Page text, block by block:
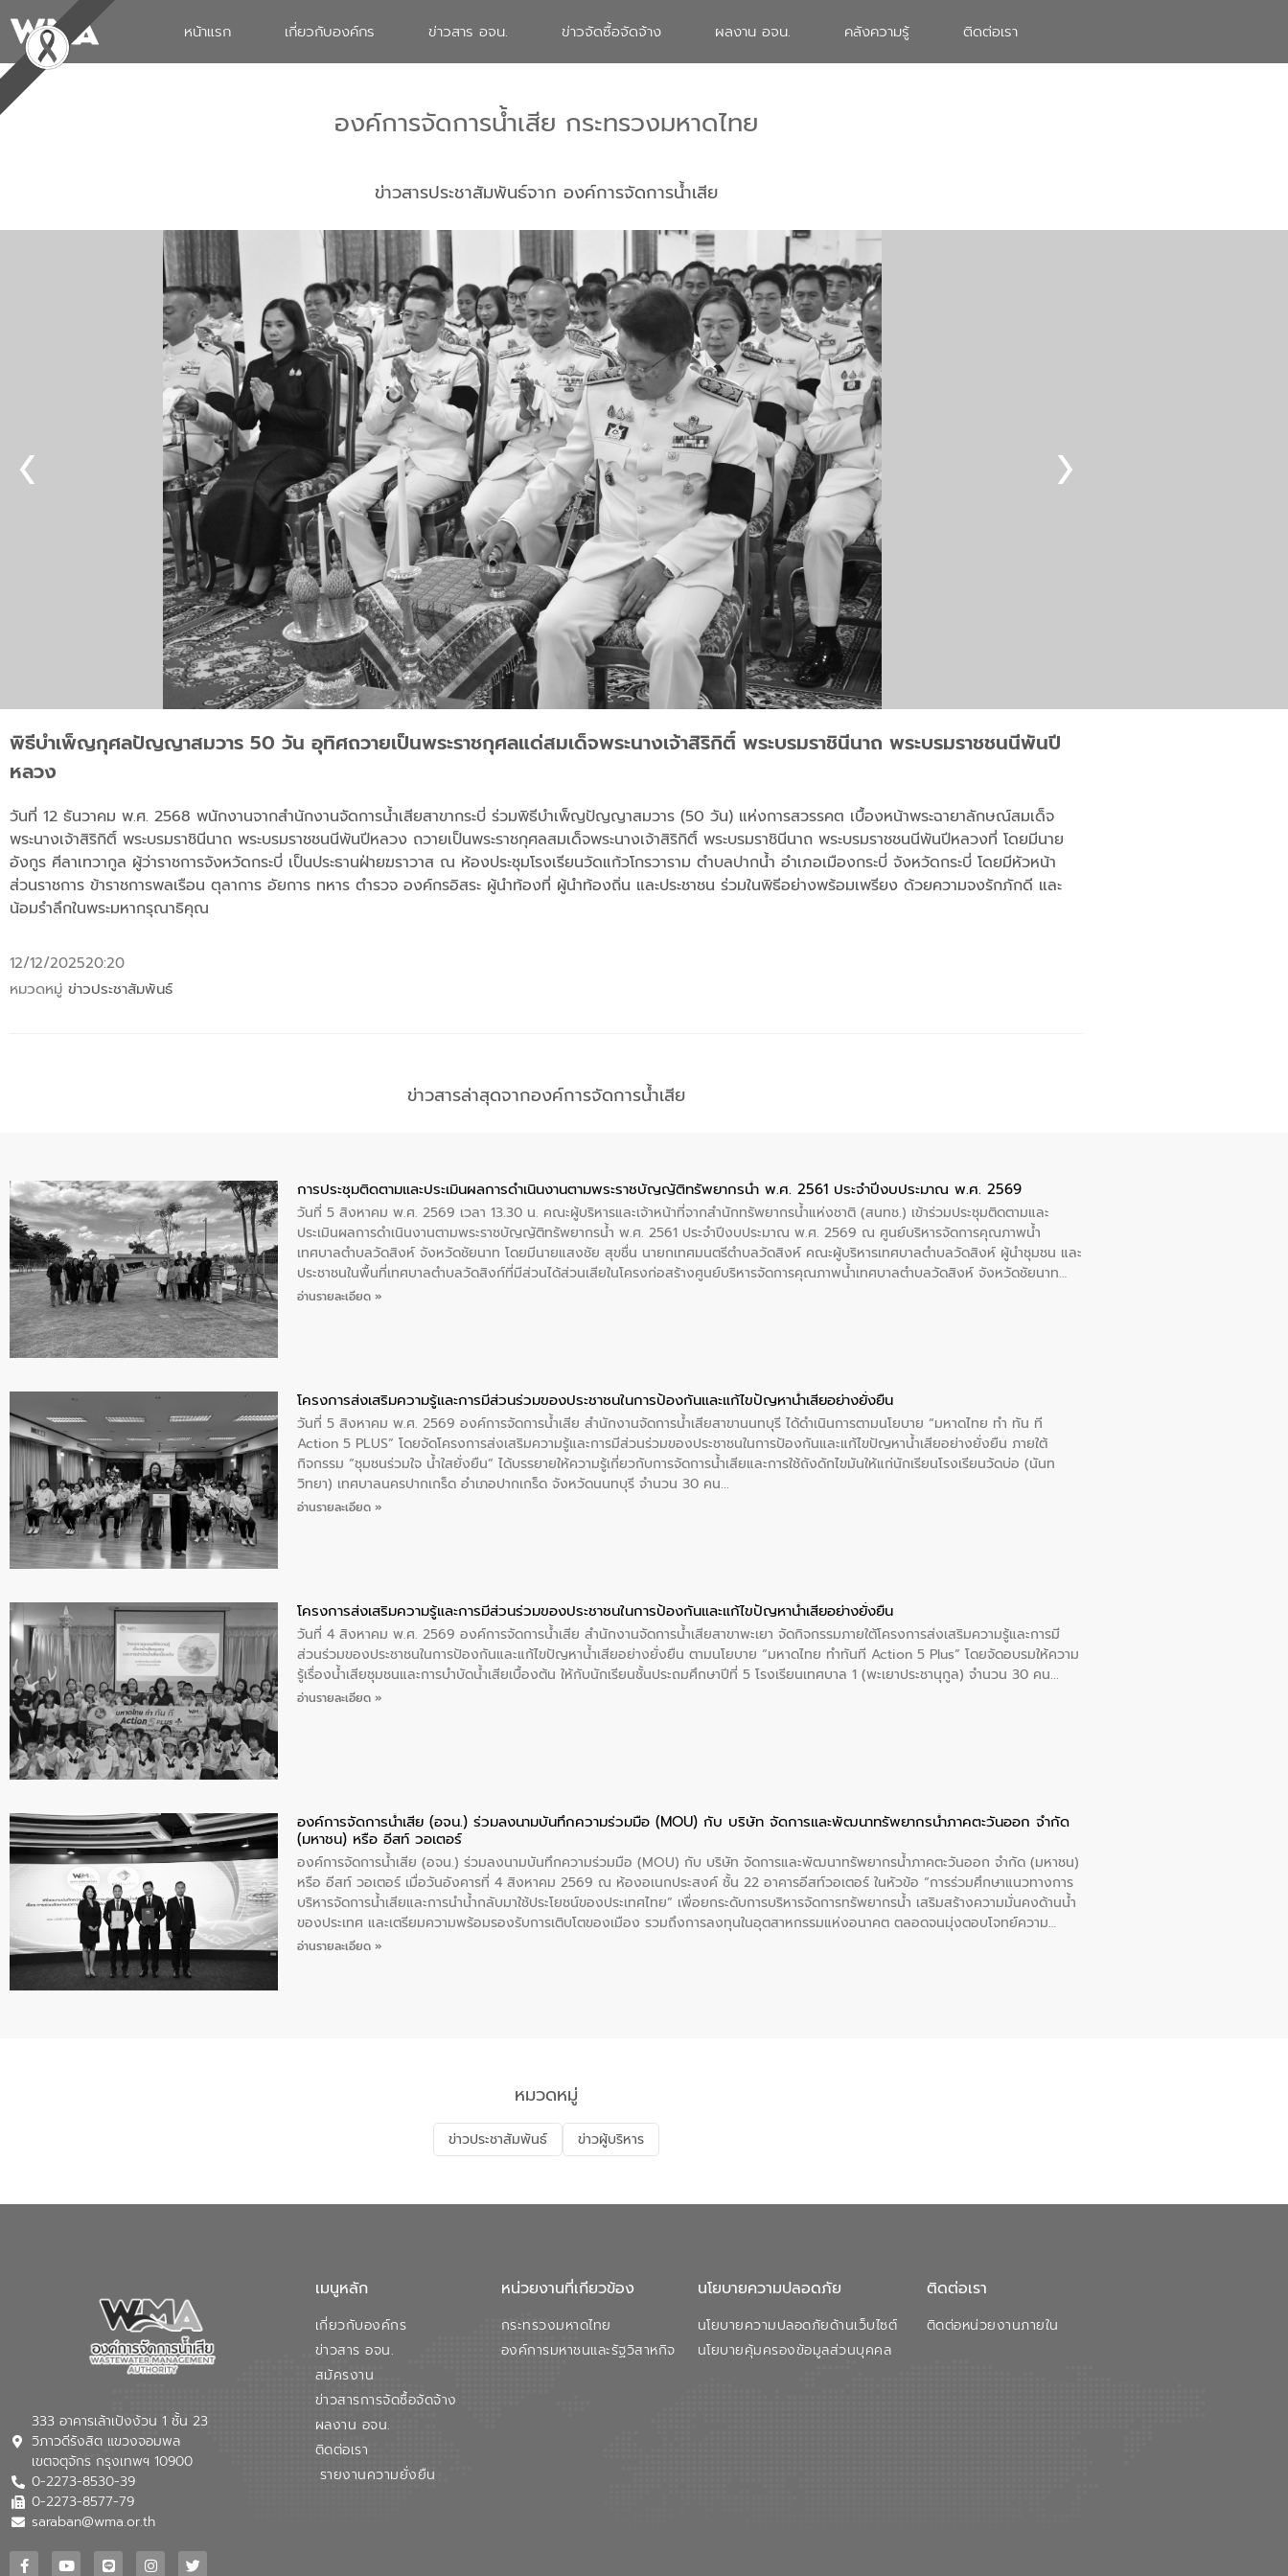
หน้าแรก เกี่ยวกับองค์กร ข่าวสาร อจน. ข่าวจัดซื้อจัดจ้าง ผลงาน อจน. คลังความรู้ ติดต่อเรา
องค์การจัดการน้ำเสีย กระทรวงมหาดไทย
ข่าวสารประชาสัมพันธ์จาก องค์การจัดการน้ำเสีย
พิธีบำเพ็ญกุศลปัญญาสมวาร 50 วัน อุทิศถวายเป็นพระราชกุศลแด่สมเด็จพระนางเจ้าสิริกิติ์ พระบรมราชินีนาถ พระบรมราชชนนีพันปี
หลวง
วันที่ 12 ธันวาคม พ.ศ. 2568 พนักงานจากสำนักงานจัดการน้ำเสียสาขากระบี่ ร่วมพิธีบำเพ็ญปัญญาสมวาร (50 วัน) แห่งการสวรรคต เบื้องหน้าพระฉายาลักษณ์สมเด็จ
พระนางเจ้าสิริกิติ์ พระบรมราชินีนาถ พระบรมราชชนนีพันปีหลวง ถวายเป็นพระราชกุศลสมเด็จพระนางเจ้าสิริกิติ์ พระบรมราชินีนาถ พระบรมราชชนนีพันปีหลวงที่ โดยมีนาย
อังกูร ศีลาเทวากูล ผู้ว่าราชการจังหวัดกระบี่ เป็นประธานฝ่ายฆราวาส ณ ห้องประชุมโรงเรียนวัดแก้วโกรวาราม ตำบลปากน้ำ อำเภอเมืองกระบี่ จังหวัดกระบี่ โดยมีหัวหน้า
ส่วนราชการ ข้าราชการพลเรือน ตุลาการ อัยการ ทหาร ตำรวจ องค์กรอิสระ ผู้นำท้องที่ ผู้นำท้องถิ่น และประชาชน ร่วมในพิธีอย่างพร้อมเพรียง ด้วยความจงรักภักดี และ
น้อมรำลึกในพระมหากรุณาธิคุณ
12/12/202520:20
หมวดหมู่ ข่าวประชาสัมพันธ์
ข่าวสารล่าสุดจากองค์การจัดการน้ำเสีย
การประชุมติดตามและประเมินผลการดำเนินงานตามพระราชบัญญัติทรัพยากรน้ำ พ.ศ. 2561 ประจำปีงบประมาณ พ.ศ. 2569
วันที่ 5 สิงหาคม พ.ศ. 2569 เวลา 13.30 น. คณะผู้บริหารและเจ้าหน้าที่จากสำนักทรัพยากรน้ำแห่งชาติ (สนทช.) เข้าร่วมประชุมติดตามและ
ประเมินผลการดำเนินงานตามพระราชบัญญัติทรัพยากรน้ำ พ.ศ. 2561 ประจำปีงบประมาณ พ.ศ. 2569 ณ ศูนย์บริหารจัดการคุณภาพน้ำ
เทศบาลตำบลวัดสิงห์ จังหวัดชัยนาท โดยมีนายแสงชัย สุขชื่น นายกเทศมนตรีตำบลวัดสิงห์ คณะผู้บริหารเทศบาลตำบลวัดสิงห์ ผู้นำชุมชน และ
ประชาชนในพื้นที่เทศบาลตำบลวัดสิงก์ที่มีส่วนได้ส่วนเสียในโครงก่อสร้างศูนย์บริหารจัดการคุณภาพน้ำเทศบาลตำบลวัดสิงห์ จังหวัดชัยนาท
ให้การต้อนรับ
อ่านรายละเอียด »
โครงการส่งเสริมความรู้และการมีส่วนร่วมของประชาชนในการป้องกันและแก้ไขปัญหาน้ำเสียอย่างยั่งยืน
วันที่ 5 สิงหาคม พ.ศ. 2569 องค์การจัดการน้ำเสีย สำนักงานจัดการน้ำเสียสาขานนทบุรี ได้ดำเนินการตามนโยบาย “มหาดไทย ทำ ทัน ที
Action 5 PLUS” โดยจัดโครงการส่งเสริมความรู้และการมีส่วนร่วมของประชาชนในการป้องกันและแก้ไขปัญหาน้ำเสียอย่างยั่งยืน ภายใต้
กิจกรรม “ชุมชนร่วมใจ น้ำใสยั่งยืน” ได้บรรยายให้ความรู้เกี่ยวกับการจัดการน้ำเสียและการใช้ถังดักไขมันให้แก่นักเรียนโรงเรียนวัดบ่อ (นันท
วิทยา) เทศบาลนครปากเกร็ด อำเภอปากเกร็ด จังหวัดนนทบุรี จำนวน 30 คน
อ่านรายละเอียด »
โครงการส่งเสริมความรู้และการมีส่วนร่วมของประชาชนในการป้องกันและแก้ไขปัญหาน้ำเสียอย่างยั่งยืน
วันที่ 4 สิงหาคม พ.ศ. 2569 องค์การจัดการน้ำเสีย สำนักงานจัดการน้ำเสียสาขาพะเยา จัดกิจกรรมภายใต้โครงการส่งเสริมความรู้และการมี
ส่วนร่วมของประชาชนในการป้องกันและแก้ไขปัญหาน้ำเสียอย่างยั่งยืน ตามนโยบาย “มหาดไทย ทำทันที Action 5 Plus” โดยจัดอบรมให้ความ
รู้เรื่องน้ำเสียชุมชนและการบำบัดน้ำเสียเบื้องต้น ให้กับนักเรียนชั้นประถมศึกษาปีที่ 5 โรงเรียนเทศบาล 1 (พะเยาประชานุกูล) จำนวน 30 คน
อ่านรายละเอียด »
องค์การจัดการน้ำเสีย (อจน.) ร่วมลงนามบันทึกความร่วมมือ (MOU) กับ บริษัท จัดการและพัฒนาทรัพยากรน้ำภาคตะวันออก จำกัด
(มหาชน) หรือ อีสท์ วอเตอร์
องค์การจัดการน้ำเสีย (อจน.) ร่วมลงนามบันทึกความร่วมมือ (MOU) กับ บริษัท จัดการและพัฒนาทรัพยากรน้ำภาคตะวันออก จำกัด (มหาชน)
หรือ อีสท์ วอเตอร์ เมื่อวันอังคารที่ 4 สิงหาคม 2569 ณ ห้องอเนกประสงค์ ชั้น 22 อาคารอีสท์วอเตอร์ ในหัวข้อ “การร่วมศึกษาแนวทางการ
บริหารจัดการน้ำเสียและการนำน้ำกลับมาใช้ประโยชน์ของประเทศไทย” เพื่อยกระดับการบริหารจัดการทรัพยากรน้ำ เสริมสร้างความมั่นคงด้านน้ำ
ของประเทศ และเตรียมความพร้อมรองรับการเติบโตของเมือง รวมถึงการลงทุนในอุตสาหกรรมแห่งอนาคต ตลอดจนมุ่งตอบโจทย์ความ
ท้าทายจากวิกฤตการเปลี่ยนแปลงสภาพภูมิอากาศและความเสี่ยงภัยแล้งในระยะยาว การประสานความร่วมมือในครั้งนี้เป็นการดึงจุดแข็งและ
ตลอดระบบ โดยการนำน้ำบำบัดกลับมาใช้ใหม่จะช่วยลดการพึ่งพาน้ำธรรมชาติและสร้างสมดุลทางเศรษฐกิจและสิ่งแวดล้อมได้อย่างเป็นรูปธรรม
ความร่วมมือระหว่างภาครัฐและภาคเอกชนในครั้งนี้ นับเป็นก้าวสำคัญของ องค์การจัดการน้ำเสีย (อจน.) ในการร่วมวางรากฐานโครงสร้างพื้น
ฐานด้านน้ำของประเทศ เพื่อยกระดับประสิทธิภาพการใช้ทรัพยากรน้ำให้เกิดประโยชน์สูงสุดและเป็นไปตามมาตรฐานสากล
อ่านรายละเอียด »
หมวดหมู่
ข่าวประชาสัมพันธ์ ข่าวผู้บริหาร
333 อาคารเล้าเป้งง้วน 1 ชั้น 23
วิภาวดีรังสิต แขวงจอมพล
เขตจตุจักร กรุงเทพฯ 10900
0-2273-8530-39
0-2273-8577-79
saraban@wma.or.th
เมนูหลัก
เกี่ยวกับองค์กร
ข่าวสาร อจน.
สมัครงาน
ข่าวสารการจัดซื้อจัดจ้าง
ผลงาน อจน.
ติดต่อเรา
รายงานความยั่งยืน
หน่วยงานที่เกียวข้อง
กระทรวงมหาดไทย
องค์การมหาชนและรัฐวิสาหกิจ
นโยบายความปลอดภัย
นโยบายความปลอดภัยด้านเว็บไซต์
นโยบายคุ้มครองข้อมูลส่วนบุคคล
ติดต่อเรา
ติดต่อหน่วยงานภายใน